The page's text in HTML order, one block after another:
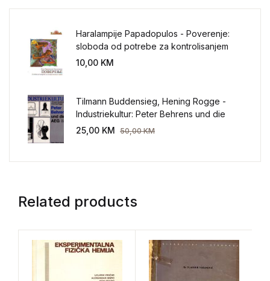
Haralampije Papadopulos - Poverenje:
sloboda od potrebe za kontrolisanjem
sveta
10,00 KM
Tilmann Buddensieg, Hening Rogge -
Industriekultur: Peter Behrens und die
AEG 1907-1914.
25,00 KM 50,00KM
Related products